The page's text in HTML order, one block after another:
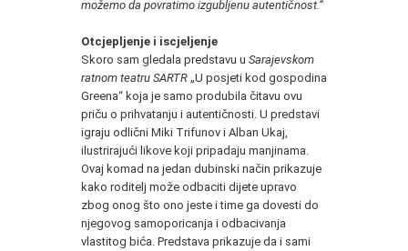
možemo da povratimo izgubljenu autentičnost.“
Otcjepljenje i iscjeljenje
Skoro sam gledala predstavu u Sarajevskom
ratnom teatru SARTR „U posjeti kod gospodina
Greena“ koja je samo produbila čitavu ovu
priču o prihvatanju i autentičnosti. U predstavi
igraju odlični Miki Trifunov i Alban Ukaj,
ilustrirajući likove koji pripadaju manjinama.
Ovaj komad na jedan dubinski način prikazuje
kako roditelj može odbaciti dijete upravo
zbog onog što ono jeste i time ga dovesti do
njegovog samoporicanja i odbacivanja
vlastitog bića. Predstava prikazuje da i sami